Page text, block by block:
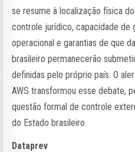
se resume à localização física
controle jurídico, capacidade de
operacional e garantias de que
brasileiro permanecerão
definidas pelo próprio país. O
AWS transformou esse debate,
questão formal de controle
do Estado brasileiro.
Dataprev